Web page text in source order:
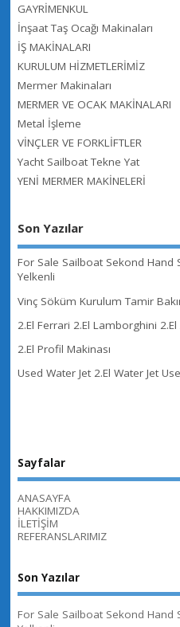
GAYRİMENKUL
İnşaat Taş Ocağı Makinaları
İŞ MAKİNALARI
KURULUM HİZMETLERİMİZ
Mermer Makinaları
MERMER VE OCAK MAKİNALARI
Metal İşleme
VİNÇLER VE FORKLİFTLER
Yacht Sailboat Tekne Yat
YENİ MERMER MAKİNELERİ
Son Yazılar
For Sale Sailboat Sekond Hand
Yelkenli
Vinç Söküm Kurulum Tamir
2.El Ferrari 2.El Lamborghini
2.El Profil Makinası
Used Water Jet 2.El Water Jet
Sayfalar
ANASAYFA
HAKKIMIZDA
İLETİŞİM
REFERANSLARIMIZ
Son Yazılar
For Sale Sailboat Sekond Hand